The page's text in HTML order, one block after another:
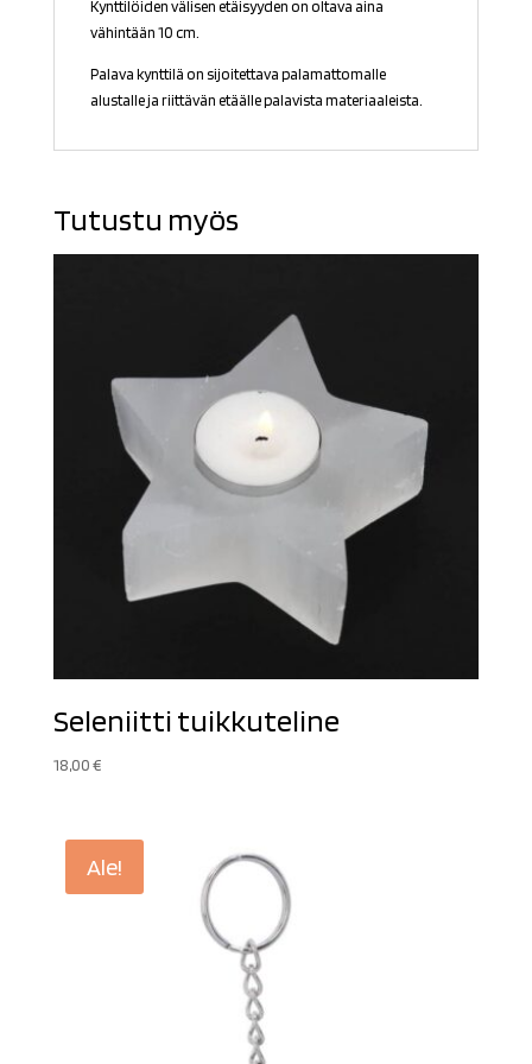
Kynttilöiden välisen etäisyyden on oltava aina
vähintään 10 cm.
Palava kynttilä on sijoitettava palamattomalle
alustalle ja riittävän etäälle palavista materiaaleista.
Tutustu myös
Seleniitti tuikkuteline
18,00€
Ale!